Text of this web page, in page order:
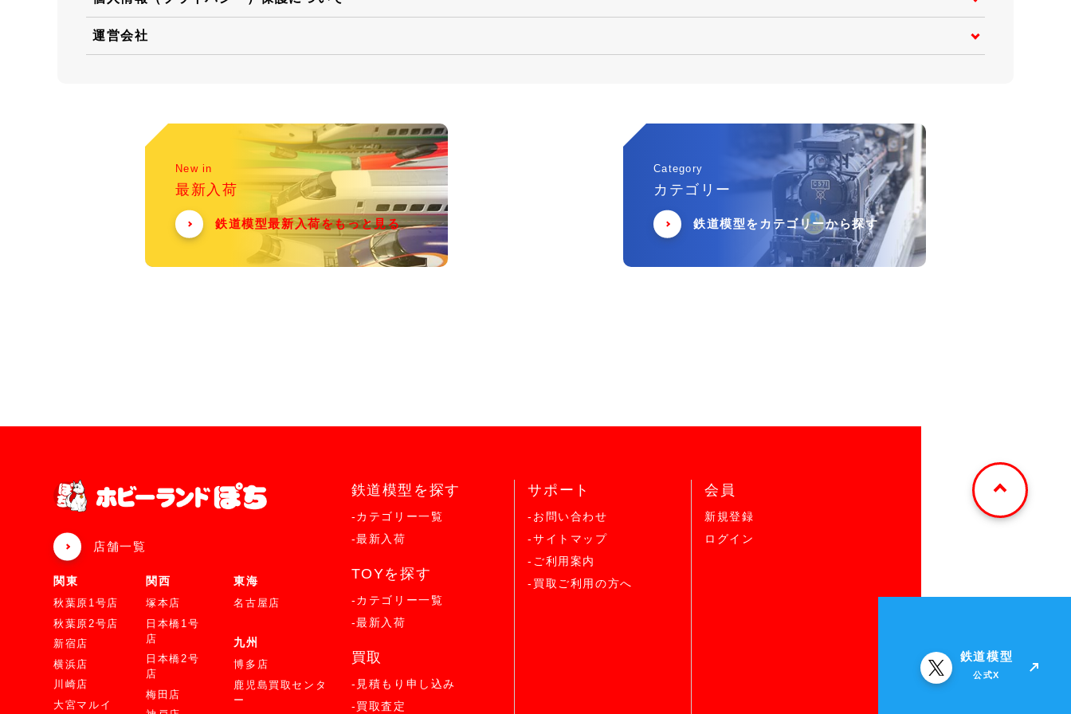
運営会社
New in
最新入荷
鉄道模型最新入荷をもっと見る
Category
カテゴリー
鉄道模型をカテゴリーから探す
店舗一覧
関東
秋葉原1号店
秋葉原2号店
新宿店
横浜店
川崎店
大宮マルイ
関西
塚本店
日本橋1号
店
日本橋2号
店
梅田店
東海
名古屋店
九州
博多店
鹿児島買取センタ
ー
鉄道模型を探す
-カテゴリー一覧
-最新入荷
TOYを探す
-カテゴリー一覧
-最新入荷
買取
-見積もり申し込み
-買取査定
サポート
-お問い合わせ
-サイトマップ
-ご利用案内
-買取ご利用の方へ
会員
新規登録
ログイン
鉄道模型
公式X